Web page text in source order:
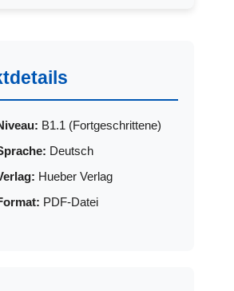
B1.1 (Fortgeschrittene)
Deutsch
Hueber Verlag
PDF-Datei